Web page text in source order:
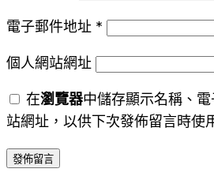
電子郵件地址 *
個人網站網址
在瀏覽器中儲存顯示名稱、
站網址，以供下次發佈留言時使